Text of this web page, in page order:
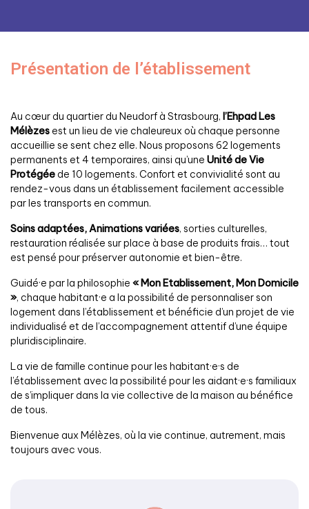
Présentation de l’établissement
Au cœur du quartier du Neudorf à Strasbourg, l’Ehpad Les
Mélèzes est un lieu de vie chaleureux où chaque personne
accueillie se sent chez elle. Nous proposons 62 logements
permanents et 4 temporaires, ainsi qu’une Unité de Vie
Protégée de 10 logements. Confort et convivialité sont au
rendez-vous dans un établissement facilement accessible
par les transports en commun.
Soins adaptées, Animations variées, sorties culturelles,
restauration réalisée sur place à base de produits frais… tout
est pensé pour préserver autonomie et bien-être.
Guidé·e par la philosophie « Mon Etablissement, Mon Domicile
», chaque habitant·e a la possibilité de personnaliser son
logement dans l’établissement et bénéficie d’un projet de vie
individualisé et de l’accompagnement attentif d’une équipe
pluridisciplinaire.
La vie de famille continue pour les habitant·e·s de
l’établissement avec la possibilité pour les aidant·e·s familiaux
de s’impliquer dans la vie collective de la maison au bénéfice
de tous.
Bienvenue aux Mélèzes, où la vie continue, autrement, mais
toujours avec vous.